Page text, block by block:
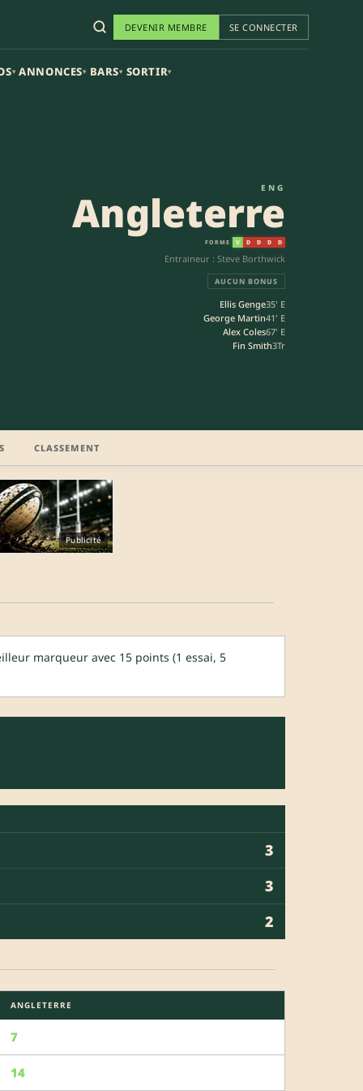
DEVENIR MEMBRE SE CONNECTER
▾ ANNONCES▾ BARS▾ SORTIR▾
ENG
Angleterre
FORME V D D D D
Entraineur : Steve Borthwick
AUCUN BONUS
Ellis Genge35' E
George Martin41' E
Alex Coles67' E
Fin Smith3Tr
CLASSEMENT
Publicité
marqueur avec 15 points (1 essai, 5
3
3
2
ANGLETERRE
7
14